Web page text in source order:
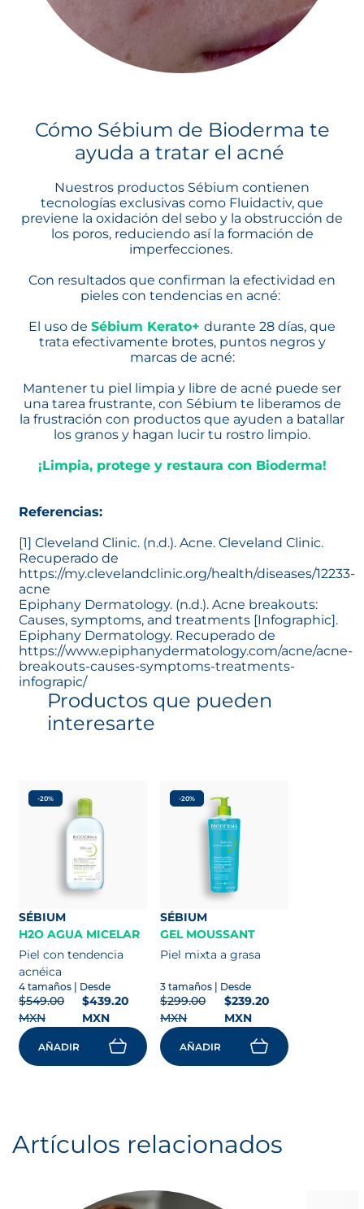
Cómo Sébium de Bioderma te
ayuda a tratar el acné
Nuestros productos Sébium contienen
tecnologías exclusivas como Fluidactiv, que
previene la oxidación del sebo y la obstrucción de
los poros, reduciendo así la formación de
imperfecciones.
Con resultados que confirman la efectividad en
pieles con tendencias en acné:
El uso de Sébium Kerato+ durante 28 días, que
trata efectivamente brotes, puntos negros y
marcas de acné:
Mantener tu piel limpia y libre de acné puede ser
una tarea frustrante, con Sébium te liberamos de
la frustración con productos que ayuden a batallar
los granos y hagan lucir tu rostro limpio.
¡Limpia, protege y restaura con Bioderma!
Referencias:
[1] Cleveland Clinic. (n.d.). Acne. Cleveland Clinic.
Recuperado de
https://my.clevelandclinic.org/health/diseases/12233-
acne
Epiphany Dermatology. (n.d.). Acne breakouts:
Causes, symptoms, and treatments [Infographic].
Epiphany Dermatology. Recuperado de
https://www.epiphanydermatology.com/acne/acne-
breakouts-causes-symptoms-treatments-
infograpic/
Productos que pueden
interesarte
-20%
SÉBIUM
H2O AGUA MICELAR
Piel con tendencia
acnéica
4 tamaños | Desde
$549.00
MXN
$439.20
MXN
AÑADIR
-20%
SÉBIUM
GEL MOUSSANT
Piel mixta a grasa
3 tamaños | Desde
$299.00
MXN
$239.20
MXN
AÑADIR
Artículos relacionados